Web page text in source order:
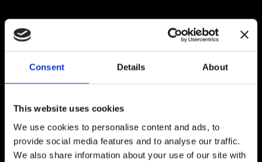
Consent Details About
This website uses cookies
We use cookies to personalise content and ads, to
provide social media features and to analyse our traffic.
We also share information about your use of our site with